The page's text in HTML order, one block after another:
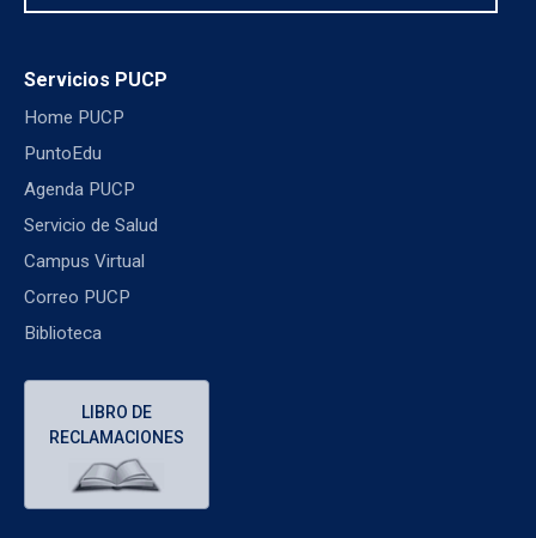
Servicios PUCP
Home PUCP
PuntoEdu
Agenda PUCP
Servicio de Salud
Campus Virtual
Correo PUCP
Biblioteca
LIBRO DE
RECLAMACIONES